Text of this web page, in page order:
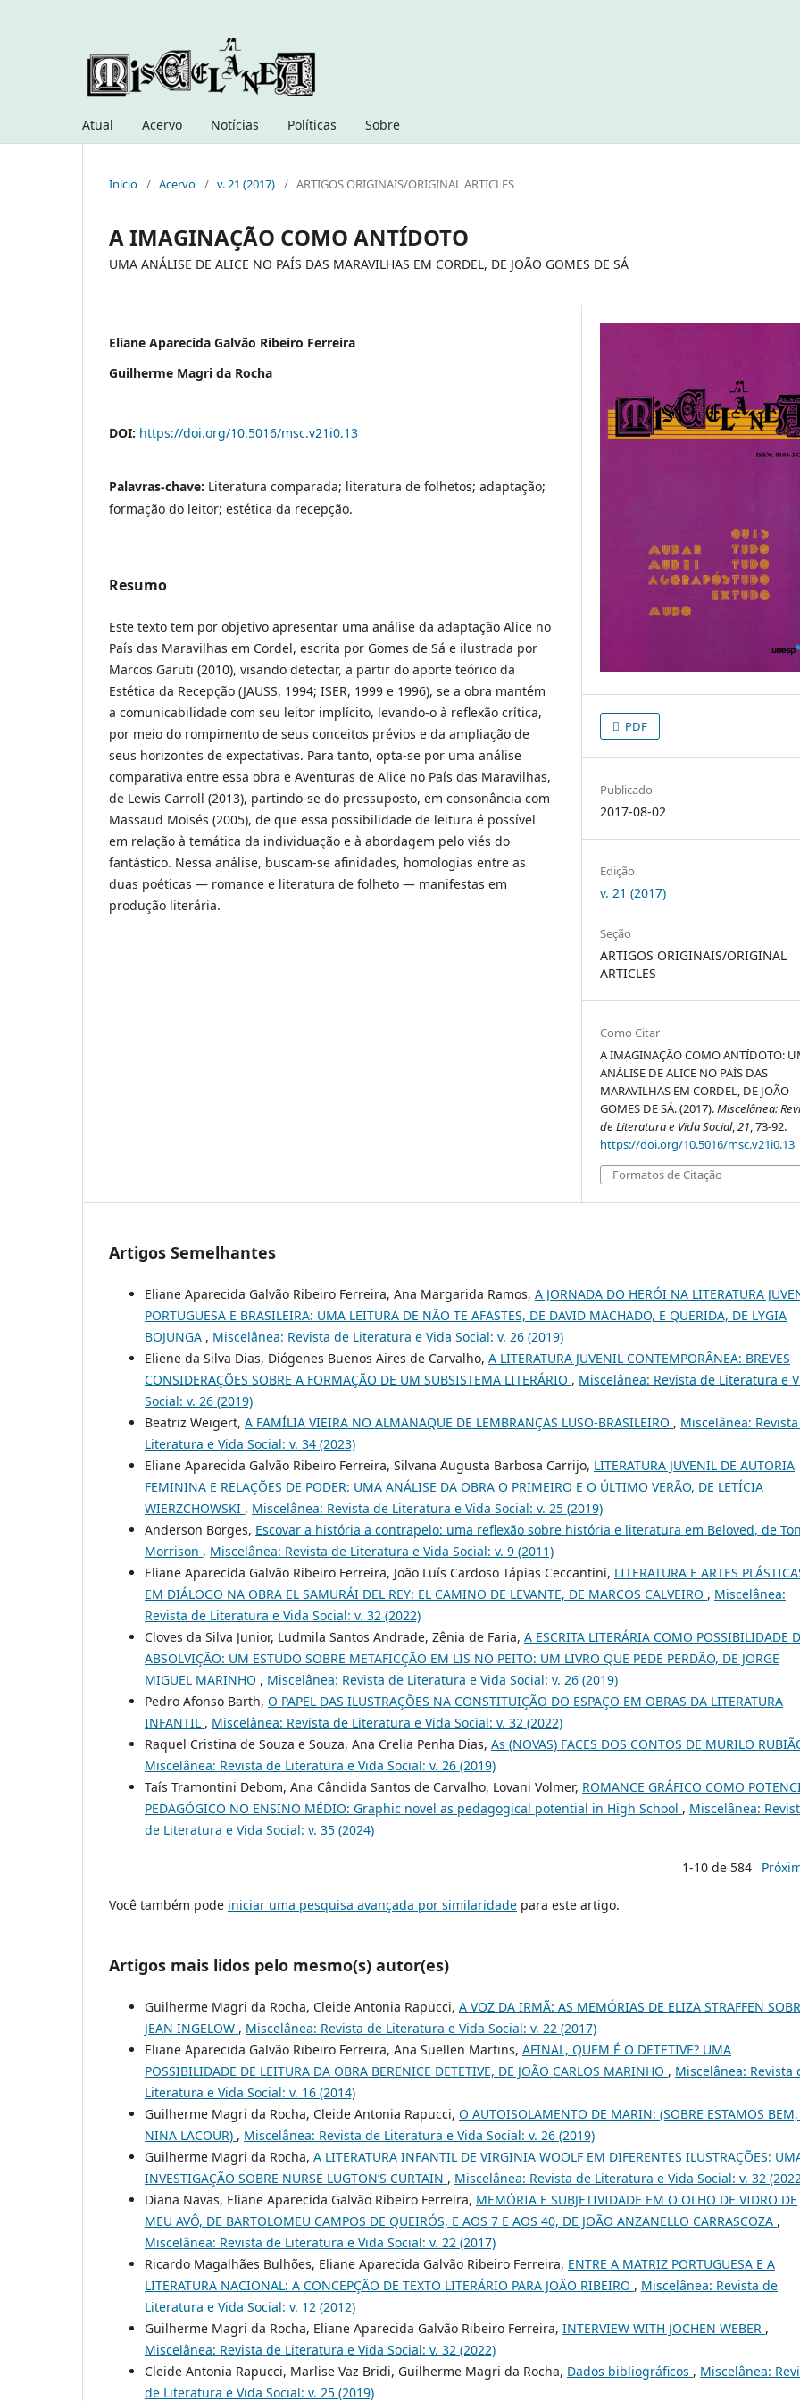
Atual Acervo Notícias Políticas Sobre
Início / Acervo / v. 21 (2017) / ARTIGOS ORIGINAIS/ORIGINAL ARTICLES
A IMAGINAÇÃO COMO ANTÍDOTO
UMA ANÁLISE DE ALICE NO PAÍS DAS MARAVILHAS EM CORDEL, DE JOÃO GOMES DE SÁ
Eliane Aparecida Galvão Ribeiro Ferreira
Guilherme Magri da Rocha
DOI: https://doi.org/10.5016/msc.v21i0.13
Palavras-chave: Literatura comparada; literatura de folhetos; adaptação;
formação do leitor; estética da recepção.
Resumo
Este texto tem por objetivo apresentar uma análise da adaptação Alice no
País das Maravilhas em Cordel, escrita por Gomes de Sá e ilustrada por
Marcos Garuti (2010), visando detectar, a partir do aporte teórico da
Estética da Recepção (JAUSS, 1994; ISER, 1999 e 1996), se a obra mantém
a comunicabilidade com seu leitor implícito, levando-o à reflexão crítica,
por meio do rompimento de seus conceitos prévios e da ampliação de
seus horizontes de expectativas. Para tanto, opta-se por uma análise
comparativa entre essa obra e Aventuras de Alice no País das Maravilhas,
de Lewis Carroll (2013), partindo-se do pressuposto, em consonância com
Massaud Moisés (2005), de que essa possibilidade de leitura é possível
em relação à temática da individuação e à abordagem pelo viés do
fantástico. Nessa análise, buscam-se afinidades, homologias entre as
duas poéticas — romance e literatura de folheto — manifestas em
produção literária.
PDF
Publicado
2017-08-02
Edição
v. 21 (2017)
Seção
ARTIGOS ORIGINAIS/ORIGINAL
ARTICLES
Como Citar
A IMAGINAÇÃO COMO ANTÍDOTO:
ANÁLISE DE ALICE NO PAÍS DAS
MARAVILHAS EM CORDEL, DE JOÃO
GOMES DE SÁ. (2017).Miscelânea:
de Literatura e Vida Social,21, 73-92.
https://doi.org/10.5016/msc.v21i0.13
Formatos de Citação
Artigos Semelhantes
Eliane Aparecida Galvão Ribeiro Ferreira, Ana Margarida Ramos, A JORNADA DO HERÓI NA LITERATURA
PORTUGUESA E BRASILEIRA: UMA LEITURA DE NÃO TE AFASTES, DE DAVID MACHADO, E QUERIDA, DE LYGIA
BOJUNGA , Miscelânea: Revista de Literatura e Vida Social: v. 26 (2019)
Eliene da Silva Dias, Diógenes Buenos Aires de Carvalho, A LITERATURA JUVENIL CONTEMPORÂNEA: BREVES
CONSIDERAÇÕES SOBRE A FORMAÇÃO DE UM SUBSISTEMA LITERÁRIO , Miscelânea: Revista de Literatura e
Social: v. 26 (2019)
Beatriz Weigert, A FAMÍLIA VIEIRA NO ALMANAQUE DE LEMBRANÇAS LUSO-BRASILEIRO , Miscelânea:
Literatura e Vida Social: v. 34 (2023)
Eliane Aparecida Galvão Ribeiro Ferreira, Silvana Augusta Barbosa Carrijo, LITERATURA JUVENIL DE AUTORIA
FEMININA E RELAÇÕES DE PODER: UMA ANÁLISE DA OBRA O PRIMEIRO E O ÚLTIMO VERÃO, DE LETÍCIA
WIERZCHOWSKI , Miscelânea: Revista de Literatura e Vida Social: v. 25 (2019)
Anderson Borges, Escovar a história a contrapelo: uma reflexão sobre história e literatura em Beloved, de
Morrison , Miscelânea: Revista de Literatura e Vida Social: v. 9 (2011)
Eliane Aparecida Galvão Ribeiro Ferreira, João Luís Cardoso Tápias Ceccantini, LITERATURA E ARTES
EM DIÁLOGO NA OBRA EL SAMURÁI DEL REY: EL CAMINO DE LEVANTE, DE MARCOS CALVEIRO , Miscelânea:
Revista de Literatura e Vida Social: v. 32 (2022)
Cloves da Silva Junior, Ludmila Santos Andrade, Zênia de Faria, A ESCRITA LITERÁRIA COMO POSSIBILIDADE
ABSOLVIÇÃO: UM ESTUDO SOBRE METAFICÇÃO EM LIS NO PEITO: UM LIVRO QUE PEDE PERDÃO, DE JORGE
MIGUEL MARINHO , Miscelânea: Revista de Literatura e Vida Social: v. 26 (2019)
Pedro Afonso Barth, O PAPEL DAS ILUSTRAÇÕES NA CONSTITUIÇÃO DO ESPAÇO EM OBRAS DA LITERATURA
INFANTIL , Miscelânea: Revista de Literatura e Vida Social: v. 32 (2022)
Raquel Cristina de Souza e Souza, Ana Crelia Penha Dias, As (NOVAS) FACES DOS CONTOS DE MURILO
Miscelânea: Revista de Literatura e Vida Social: v. 26 (2019)
Taís Tramontini Debom, Ana Cândida Santos de Carvalho, Lovani Volmer, ROMANCE GRÁFICO COMO
PEDAGÓGICO NO ENSINO MÉDIO: Graphic novel as pedagogical potential in High School , Miscelânea:
de Literatura e Vida Social: v. 35 (2024)
1-10 de 584
Você também pode iniciar uma pesquisa avançada por similaridade para este artigo.
Artigos mais lidos pelo mesmo(s) autor(es)
Guilherme Magri da Rocha, Cleide Antonia Rapucci, A VOZ DA IRMÃ: AS MEMÓRIAS DE ELIZA STRAFFEN
JEAN INGELOW , Miscelânea: Revista de Literatura e Vida Social: v. 22 (2017)
Eliane Aparecida Galvão Ribeiro Ferreira, Ana Suellen Martins, AFINAL, QUEM É O DETETIVE? UMA
POSSIBILIDADE DE LEITURA DA OBRA BERENICE DETETIVE, DE JOÃO CARLOS MARINHO , Miscelânea: Revista
Literatura e Vida Social: v. 16 (2014)
Guilherme Magri da Rocha, Cleide Antonia Rapucci, O AUTOISOLAMENTO DE MARIN: (SOBRE ESTAMOS BEM,
NINA LACOUR) , Miscelânea: Revista de Literatura e Vida Social: v. 26 (2019)
Guilherme Magri da Rocha, A LITERATURA INFANTIL DE VIRGINIA WOOLF EM DIFERENTES ILUSTRAÇÕES:
INVESTIGAÇÃO SOBRE NURSE LUGTON’S CURTAIN , Miscelânea: Revista de Literatura e Vida Social: v. 32
Diana Navas, Eliane Aparecida Galvão Ribeiro Ferreira, MEMÓRIA E SUBJETIVIDADE EM O OLHO DE VIDRO DE
MEU AVÔ, DE BARTOLOMEU CAMPOS DE QUEIRÓS, E AOS 7 E AOS 40, DE JOÃO ANZANELLO CARRASCOZA ,
Miscelânea: Revista de Literatura e Vida Social: v. 22 (2017)
Ricardo Magalhães Bulhões, Eliane Aparecida Galvão Ribeiro Ferreira, ENTRE A MATRIZ PORTUGUESA E A
LITERATURA NACIONAL: A CONCEPÇÃO DE TEXTO LITERÁRIO PARA JOÃO RIBEIRO , Miscelânea: Revista de
Literatura e Vida Social: v. 12 (2012)
Guilherme Magri da Rocha, Eliane Aparecida Galvão Ribeiro Ferreira, INTERVIEW WITH JOCHEN WEBER ,
Miscelânea: Revista de Literatura e Vida Social: v. 32 (2022)
Cleide Antonia Rapucci, Marlise Vaz Bridi, Guilherme Magri da Rocha, Dados bibliográficos , Miscelânea:
de Literatura e Vida Social: v. 25 (2019)